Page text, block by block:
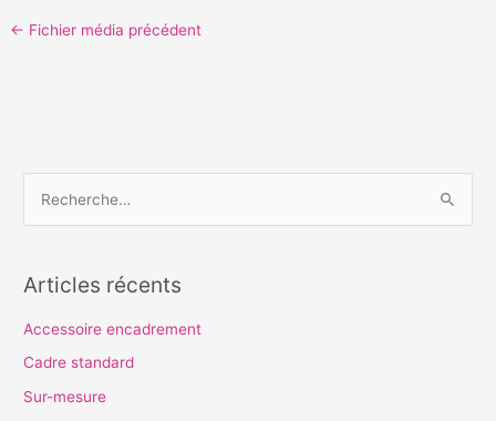
← Fichier média précédent
h
e
r
Articles récents
Accessoire encadrement
Cadre standard
Sur-mesure